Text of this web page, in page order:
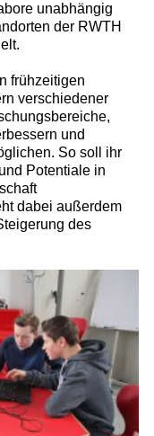
unabhängig
der RWTH
frühzeitigen
verschiedener
und
So soll ihr
Potentiale in
dabei außerdem
des